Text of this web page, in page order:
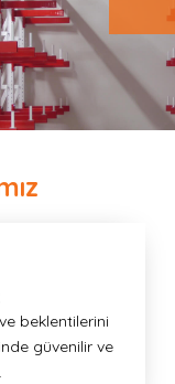
beklentilerini
güvenilir ve